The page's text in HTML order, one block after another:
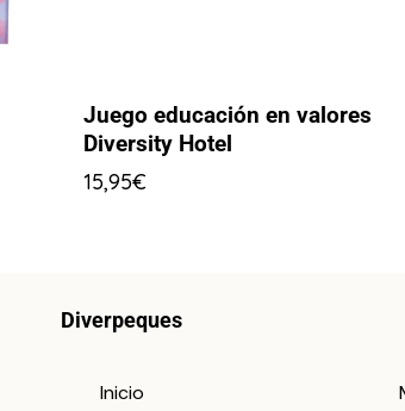
Juego educación en valores
Diversity Hotel
15,95€
Diverpeques
Inicio